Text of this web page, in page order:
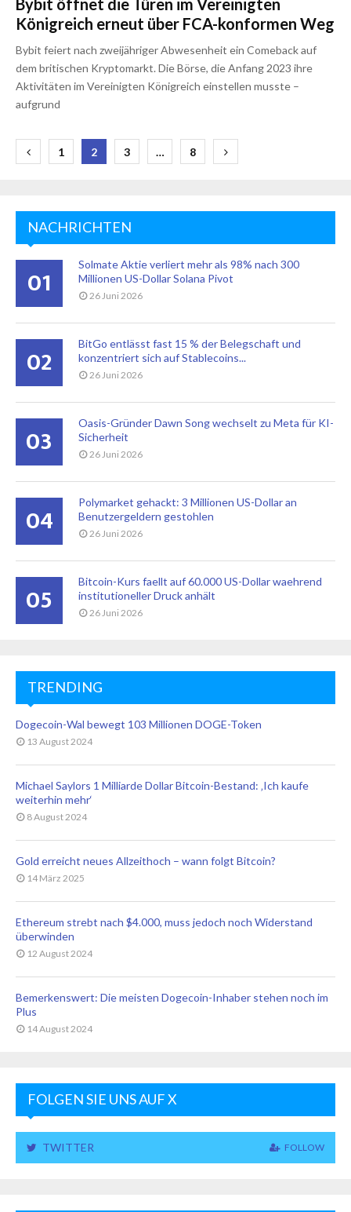
Bybit öffnet die Türen im Vereinigten
Königreich erneut über FCA-konformen Weg
Bybit feiert nach zweijähriger Abwesenheit ein Comeback auf
dem britischen Kryptomarkt. Die Börse, die Anfang 2023 ihre
Aktivitäten im Vereinigten Königreich einstellen musste –
aufgrund
Seitennummerierung
Beiträge
1 2 3 … 8
NACHRICHTEN
01
Solmate Aktie verliert mehr als 98% nach 300
Millionen US-Dollar Solana Pivot
26 Juni 2026
02
BitGo entlässt fast 15 % der Belegschaft und
konzentriert sich auf Stablecoins...
26 Juni 2026
03
Oasis-Gründer Dawn Song wechselt zu Meta für KI-
Sicherheit
26 Juni 2026
04
Polymarket gehackt: 3 Millionen US-Dollar an
Benutzergeldern gestohlen
26 Juni 2026
05
Bitcoin-Kurs faellt auf 60.000 US-Dollar waehrend
institutioneller Druck anhält
26 Juni 2026
TRENDING
Dogecoin-Wal bewegt 103 Millionen DOGE-Token
13 August 2024
Michael Saylors 1 Milliarde Dollar Bitcoin-Bestand: ‚Ich kaufe
weiterhin mehr‘
8 August 2024
Gold erreicht neues Allzeithoch – wann folgt Bitcoin?
14 März 2025
Ethereum strebt nach $4.000, muss jedoch noch Widerstand
überwinden
12 August 2024
Bemerkenswert: Die meisten Dogecoin-Inhaber stehen noch im
Plus
14 August 2024
FOLGEN SIE UNS AUF X
TWITTER FOLLOW